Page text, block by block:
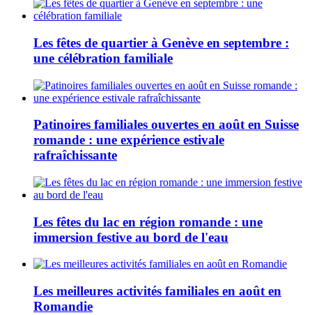
Les fêtes de quartier à Genève en septembre :
une célébration familiale
Patinoires familiales ouvertes en août en Suisse
romande : une expérience estivale
rafraîchissante
Les fêtes du lac en région romande : une
immersion festive au bord de l'eau
Les meilleures activités familiales en août en
Romandie